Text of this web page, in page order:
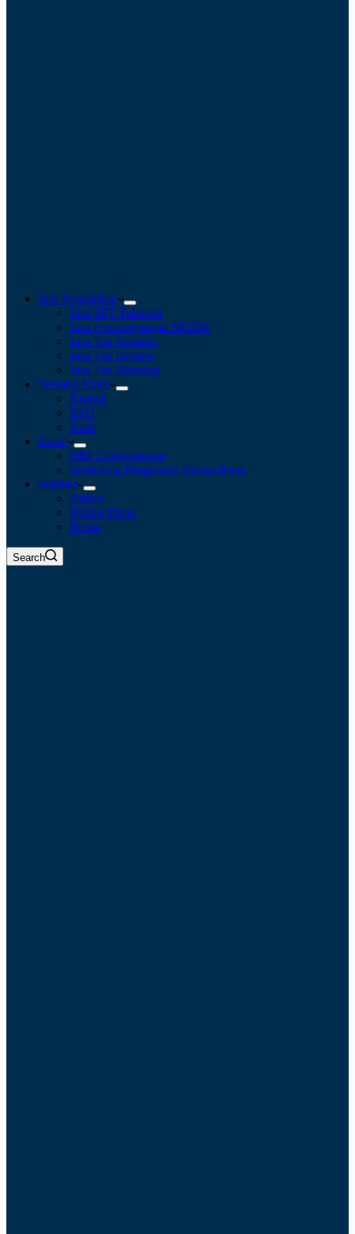
Jasa Perpajakan
Jasa SPT Tahunan
Jasa Pendampingan SP2DK
Jasa Tax Retainer
Jasa Tax Review
Jasa Tax Planning
Tentang Kami
Kontak
FAQ
Karir
Event
BBF Collaboration
Workshop Pengusaha Paham Pajak
Sumber
Artikel
Belajar Pajak
Berita
Search